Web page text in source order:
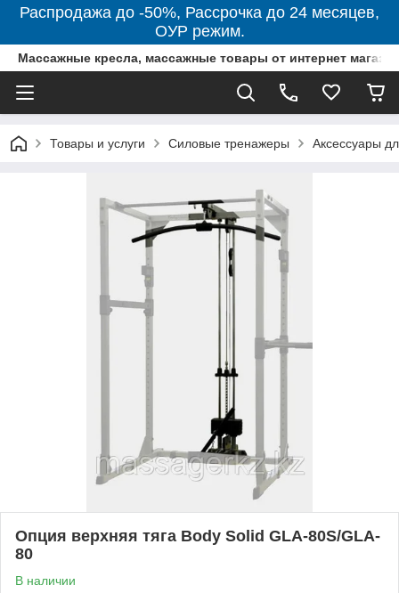
Распродажа до -50%, Рассрочка до 24 месяцев,
ОУР режим.
Массажные кресла, массажные товары от интернет
Товары и услуги Силовые тренажеры Аксессуары
Опция верхняя тяга Body Solid GLA-80S/GLA-
80
В наличии